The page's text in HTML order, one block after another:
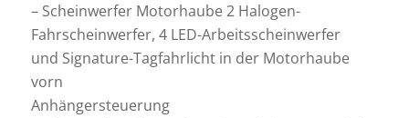
– Scheinwerfer Motorhaube 2 Halogen-
Fahrscheinwerfer, 4 LED-Arbeitsscheinwerfer
und Signature-Tagfahrlicht in der Motorhaube
vorn
Anhängersteuerung